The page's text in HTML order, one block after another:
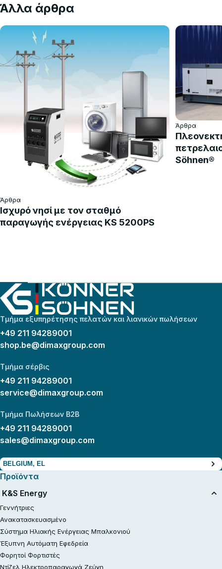
Άλλα άρθρα
Άρθρα
Ισχυρό νησί με τον σταθμό
παραγωγής ενέργειας KS 5200PS
Άρθρα
Söhnen®
Τμήμα εξυπηρέτησης πελατών και λιανικών πωλήσεων
+49 211 94289001
shop.be@dimaxgroup.com
Τμήμα σέρβις
+49 211 94289001
service@dimaxgroup.com
Τμήμα Πωλήσεων B2B
+49 211 94289001
sales@dimaxgroup.com
BELGIUM, EL
Προϊόντα
K&S Energy
Γεννήτριες
Ανακατασκευασμένο
Σύστημα Ηλιακής Ενέργειας Μπαλκονιού
Έξυπνη Αυτόματη Εφεδρεία
Φορητοί Φορτιστές
Ντίζελ Ηλεκτροπαραγωγά Ζεύγη